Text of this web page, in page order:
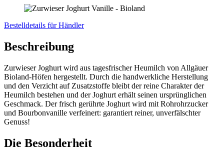
Bestelldetails für Händler
Beschreibung
Zurwieser Joghurt wird aus tagesfrischer Heumilch von Allgäuer
Bioland-Höfen hergestellt. Durch die handwerkliche Herstellung
und den Verzicht auf Zusatzstoffe bleibt der reine Charakter der
Heumilch bestehen und der Joghurt erhält seinen ursprünglichen
Geschmack. Der frisch gerührte Joghurt wird mit Rohrohrzucker
und Bourbonvanille verfeinert: garantiert reiner, unverfälschter
Genuss!
Die Besonderheit